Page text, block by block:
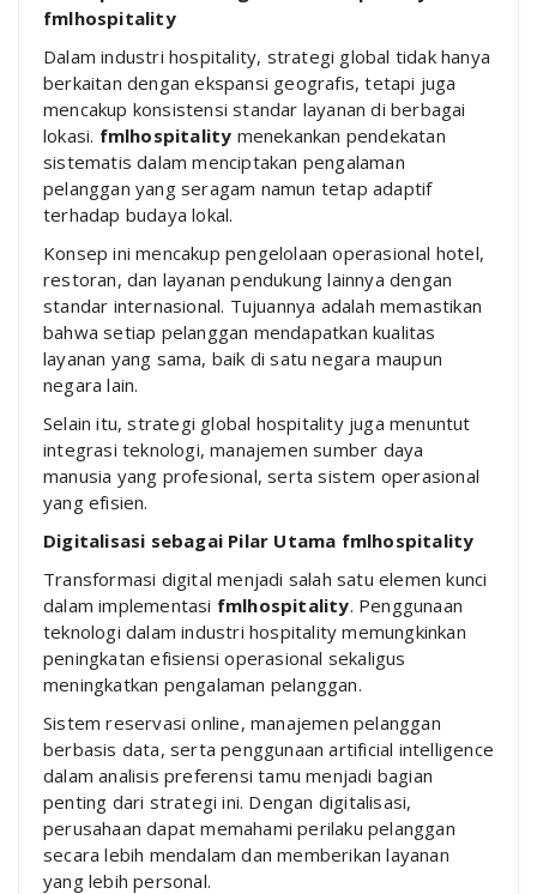
fmlhospitality
Dalam industri hospitality, strategi global tidak hanya
berkaitan dengan ekspansi geografis, tetapi juga
mencakup konsistensi standar layanan di berbagai
lokasi. fmlhospitality menekankan pendekatan
sistematis dalam menciptakan pengalaman
pelanggan yang seragam namun tetap adaptif
terhadap budaya lokal.
Konsep ini mencakup pengelolaan operasional hotel,
restoran, dan layanan pendukung lainnya dengan
standar internasional. Tujuannya adalah memastikan
bahwa setiap pelanggan mendapatkan kualitas
layanan yang sama, baik di satu negara maupun
negara lain.
Selain itu, strategi global hospitality juga menuntut
integrasi teknologi, manajemen sumber daya
manusia yang profesional, serta sistem operasional
yang efisien.
Digitalisasi sebagai Pilar Utama fmlhospitality
Transformasi digital menjadi salah satu elemen kunci
dalam implementasi fmlhospitality. Penggunaan
teknologi dalam industri hospitality memungkinkan
peningkatan efisiensi operasional sekaligus
meningkatkan pengalaman pelanggan.
Sistem reservasi online, manajemen pelanggan
berbasis data, serta penggunaan artificial intelligence
dalam analisis preferensi tamu menjadi bagian
penting dari strategi ini. Dengan digitalisasi,
perusahaan dapat memahami perilaku pelanggan
secara lebih mendalam dan memberikan layanan
yang lebih personal.